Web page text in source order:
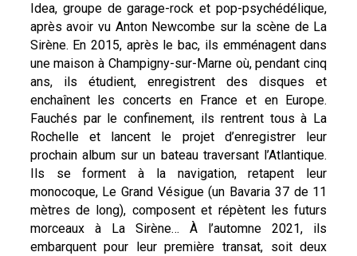
Idea, groupe de garage-rock et pop-psychédélique,
après avoir vu Anton Newcombe sur la scène de La
Sirène. En 2015, après le bac, ils emménagent dans
une maison à Champigny-sur-Marne où, pendant cinq
ans, ils étudient, enregistrent des disques et
enchaînent les concerts en France et en Europe.
Fauchés par le confinement, ils rentrent tous à La
Rochelle et lancent le projet d’enregistrer leur
prochain album sur un bateau traversant l’Atlantique.
Ils se forment à la navigation, retapent leur
monocoque, Le Grand Vésigue (un Bavaria 37 de 11
mètres de long), composent et répètent les futurs
morceaux à La Sirène… À l’automne 2021, ils
embarquent pour leur première transat, soit deux